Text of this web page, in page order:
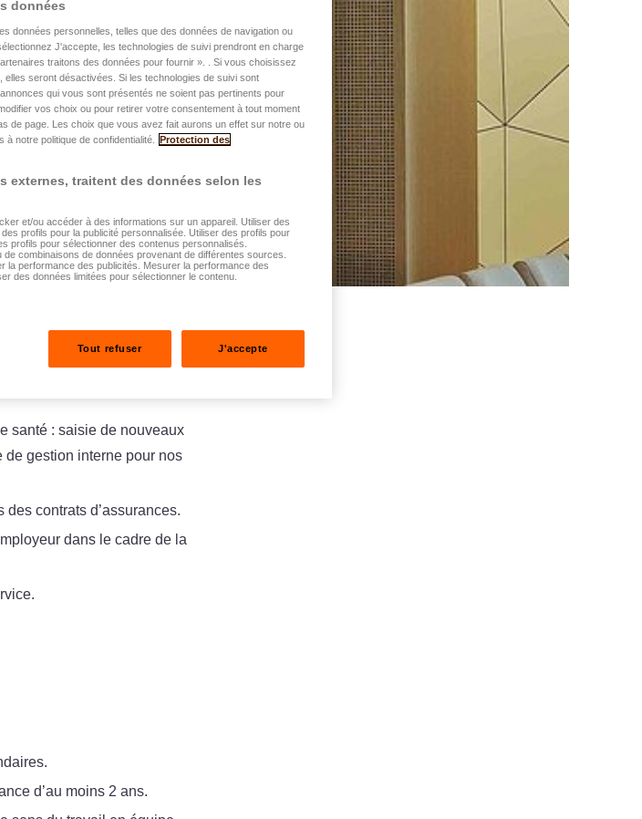
santé : saisie de nouveaux
de gestion interne pour nos
contrats d’assurances.
dans le cadre de la
d’au moins 2 ans.
données
données personnelles, telles que des données de navigation ou
J'accepte, les technologies de suivi prendront en charge
traitons des données pour fournir ». . Si vous choisissez
seront désactivées. Si les technologies de suivi sont
qui vous sont présentés ne soient pas pertinents pour
vos choix ou pour retirer votre consentement à tout moment
de page. Les choix que vous avez fait aurons un effet sur notre ou
notre politique de confidentialité.
Protection des
externes, traitent des données selon les
et/ou accéder à des informations sur un appareil. Utiliser des
profils pour la publicité personnalisée. Utiliser des profils pour
profils pour sélectionner des contenus personnalisés.
combinaisons de données provenant de différentes sources.
performance des publicités. Mesurer la performance des
des données limitées pour sélectionner le contenu.
Tout refuser J'accepte